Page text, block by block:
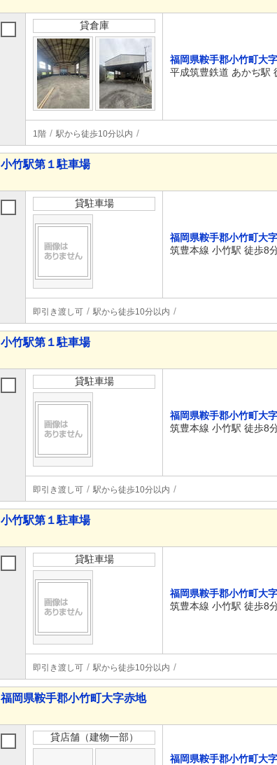
貸倉庫
福岡県鞍手郡小竹町大
平成筑豊鉄道 あかぢ駅
1階 駅から徒歩10分以内
小竹駅第１駐車場
貸駐車場
福岡県鞍手郡小竹町大
筑豊本線 小竹駅 徒歩8
即引き渡し可 駅から徒歩10分以内
小竹駅第１駐車場
貸駐車場
福岡県鞍手郡小竹町大
筑豊本線 小竹駅 徒歩8
即引き渡し可 駅から徒歩10分以内
小竹駅第１駐車場
貸駐車場
福岡県鞍手郡小竹町大
筑豊本線 小竹駅 徒歩8
即引き渡し可 駅から徒歩10分以内
福岡県鞍手郡小竹町大字赤地
貸店舗（建物一部）
福岡県鞍手郡小竹町大